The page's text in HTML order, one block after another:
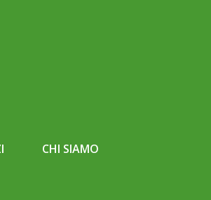
CHI SIAMO